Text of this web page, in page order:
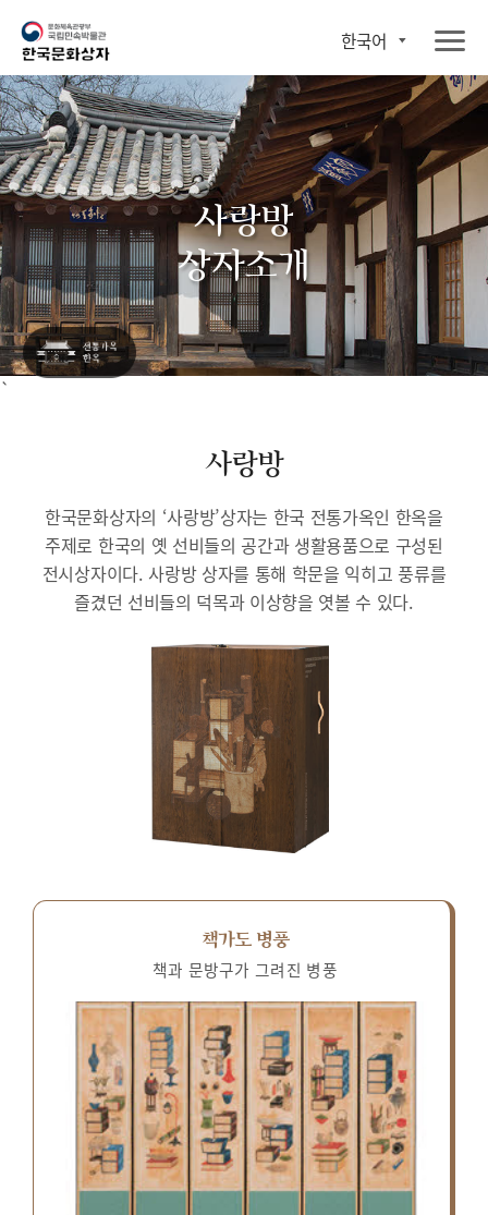
한국어
`
사랑방
상자소개
사랑방
한국문화상자의 ‘사랑방’상자는 한국 전통가옥인 한옥을
주제로 한국의 옛 선비들의 공간과 생활용품으로 구성된
전시상자이다. 사랑방 상자를 통해 학문을 익히고 풍류를
즐겼던 선비들의 덕목과 이상향을 엿볼 수 있다.
책가도 병풍
책과 문방구가 그려진 병풍